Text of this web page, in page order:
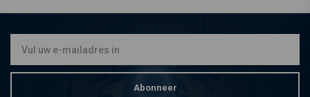
Abonneer